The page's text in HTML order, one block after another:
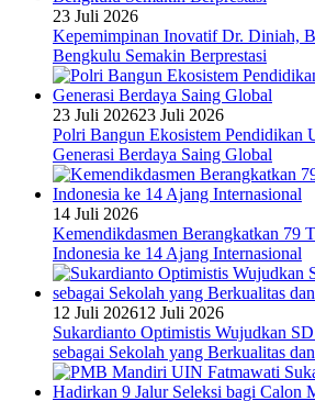
23 Juli 2026
Kepemimpinan Inovatif Dr. Diniah,
Bengkulu Semakin Berprestasi
23 Juli 202623 Juli 2026
Polri Bangun Ekosistem Pendidikan
Generasi Berdaya Saing Global
14 Juli 2026
Kemendikdasmen Berangkatkan 79
Indonesia ke 14 Ajang Internasional
12 Juli 202612 Juli 2026
Sukardianto Optimistis Wujudkan
sebagai Sekolah yang Berkualitas